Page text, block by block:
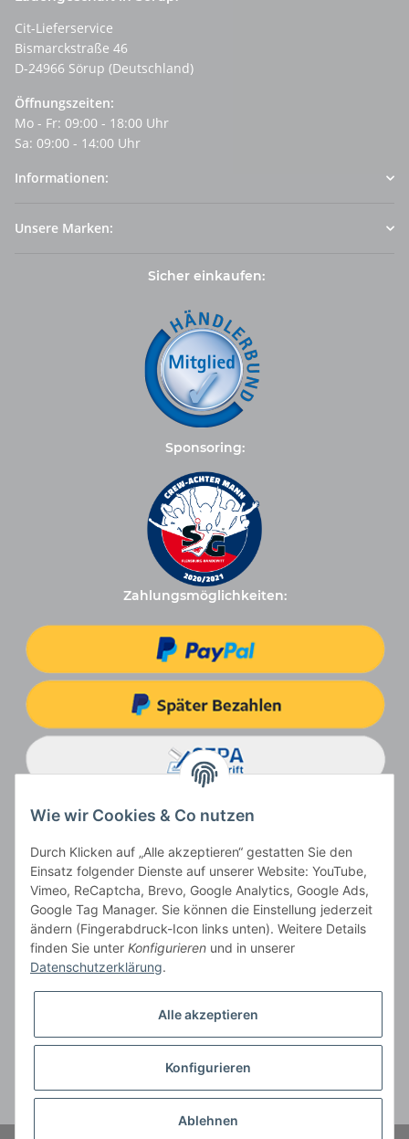
Cit-Lieferservice
Bismarckstraße 46
D-24966 Sörup (Deutschland)
Öffnungszeiten:
Mo - Fr: 09:00 - 18:00 Uhr
Sa: 09:00 - 14:00 Uhr
Informationen:
Unsere Marken:
Sicher einkaufen:
Sponsoring:
Zahlungsmöglichkeiten:
Vertrag widerrufen
Der Gesamtpreis ist abhängig vom Mehrwertsteuersatz des Lieferlandes.
** gilt für Lieferungen innerhalb Deutschlands, Lieferbedingungen für andere
Länder entnehmen Sie bitte der SchaltflächeVersandinformationen
Wie wir Cookies & Co nutzen
Durch Klicken auf „Alle akzeptieren“ gestatten Sie den
Einsatz folgender Dienste auf unserer Website: YouTube,
Vimeo, ReCaptcha, Brevo, Google Analytics, Google Ads,
Google Tag Manager. Sie können die Einstellung jederzeit
ändern (Fingerabdruck-Icon links unten). Weitere Details
finden Sie unter Konfigurieren und in unserer
Datenschutzerklärung.
Alle akzeptieren
Konfigurieren
Ablehnen